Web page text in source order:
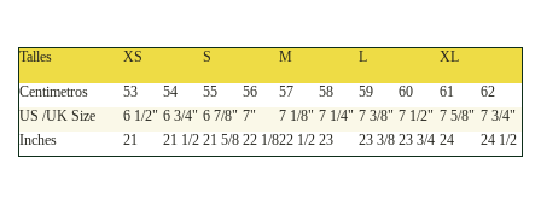
Talles XS S M L XL
Centimetros 53 54 55 56 57 58 59 60 61
62
US /UK Size
6 1/2" 6 3/4" 6 7/8" 7" 7 1/8" 7 1/4" 7 3/8" 7 1/2" 7 5/8" 7 3/4"
Inches
21 21 1/2 21 5/8 22 1/822 1/2 23 23 3/8 23 3/4 24 24 1/2